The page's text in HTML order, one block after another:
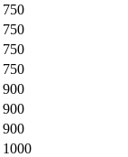
750
750
750
750
900
900
900
1000